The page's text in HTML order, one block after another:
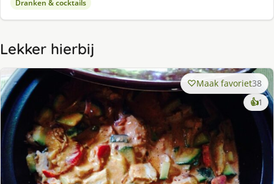
Dranken & cocktails
Lekker hierbij
Maak favoriet38
👍1